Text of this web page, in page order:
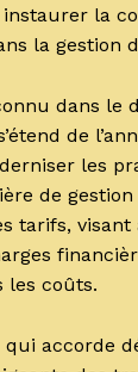
la
la gestion
dans le
de
les
de
tarifs,
les coûts.
accorde